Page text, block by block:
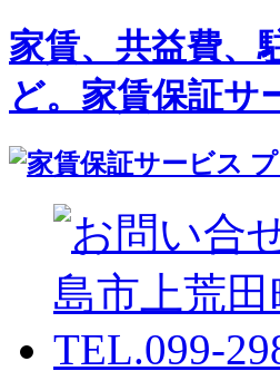
家賃、共益費、
ど。家賃保証サ